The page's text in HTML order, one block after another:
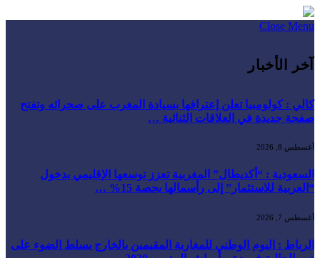
Close Menu
آخر الأخبار
كالي : كولومبيا تعلن إعترافها بسيادة المغرب على صحرائه وتفتح
صفحة جديدة في العلاقات الثنائية …
أغسطس 8, 2026
السعودية : “أكديطال” المغربية تعزز توسعها الإقليمي بدخول
“العربية للاستثمار” إلى رأسمالها بحصة 15% …
أغسطس 7, 2026
الرباط : اليوم الوطني للمغاربة المقيمين بالخارج يسلط الضوء على